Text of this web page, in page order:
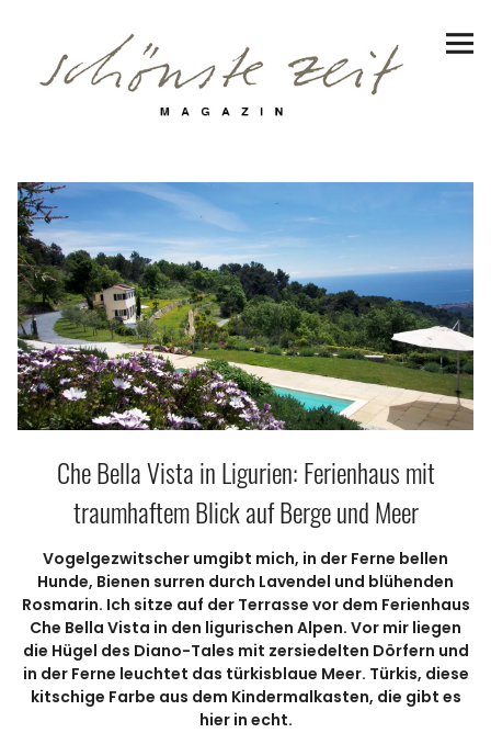
Reiseziele
Genuss
Lifestyle
Erlebnisse
FacebookInstagram
PinterestBlueskyThreads
Info
Che Bella Vista in Ligurien: Ferienhaus mit
traumhaftem Blick auf Berge und Meer
Vogelgezwitscher umgibt mich, in der Ferne bellen
Hunde, Bienen surren durch Lavendel und blühenden
Rosmarin. Ich sitze auf der Terrasse vor dem Ferienhaus
Che Bella Vista in den ligurischen Alpen. Vor mir liegen
die Hügel des Diano-Tales mit zersiedelten Dörfern und
in der Ferne leuchtet das türkisblaue Meer. Türkis, diese
kitschige Farbe aus dem Kindermalkasten, die gibt es
hier in echt.